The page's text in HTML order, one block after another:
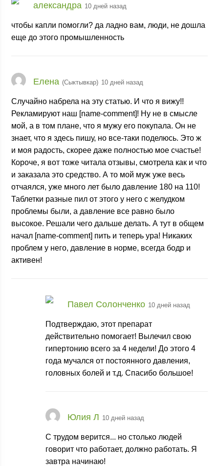
александра 10 дней назад
чтобы капли помогли? да ладно вам, люди, не дошла
еще до этого промышленность
Елена (Сыктывкар) 10 дней назад
Случайно набрела на эту статью. И что я вижу!!
Рекламируют наш [name-comment]! Ну не в смысле
мой, а в том плане, что я мужу его покупала. Он не
знает, что я здесь пишу, но все-таки поделюсь. Это ж
и моя радость, скорее даже полностью мое счастье!
Короче, я вот тоже читала отзывы, смотрела как и что
и заказала это средство. А то мой муж уже весь
отчаялся, уже много лет было давление 180 на 110!
Таблетки разные пил от этого у него с желудком
проблемы были, а давление все равно было
высокое. Решали чего дальше делать. А тут в общем
начал [name-comment] пить и теперь ура! Никаких
проблем у него, давление в норме, всегда бодр и
активен!
Павел Солонченко 10 дней назад
Подтверждаю, этот препарат
действительно помогает! Вылечил свою
гипертонию всего за 4 недели! До этого 4
года мучался от постоянного давления,
головных болей и т.д. Спасибо большое!
Юлия Л 10 дней назад
С трудом верится... но столько людей
говорит что работает, должно работать. Я
завтра начинаю!